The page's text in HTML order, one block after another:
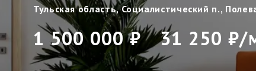
Тульская область, Социалистический п.,
1 500 000 ₽ 31 250 ₽/